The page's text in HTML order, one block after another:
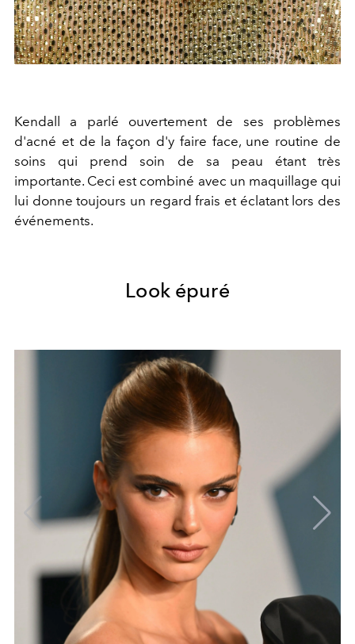
Kendall a parlé ouvertement de ses problèmes
d'acné et de la façon d'y faire face, une routine de
soins qui prend soin de sa peau étant très
importante. Ceci est combiné avec un maquillage qui
lui donne toujours un regard frais et éclatant lors des
événements.
Look épuré